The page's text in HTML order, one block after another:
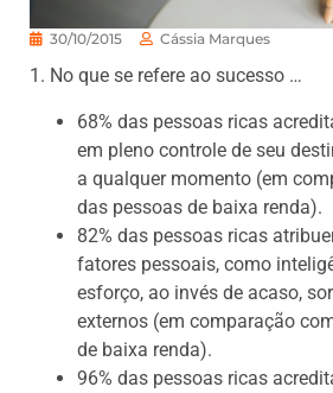
30/10/2015 Cássia Marques
1. No que se refere ao sucesso …
68% das pessoas ricas
em pleno controle de seu
a qualquer momento (em
das pessoas de baixa renda).
82% das pessoas ricas
fatores pessoais, como
esforço, ao invés de acaso,
externos (em comparação
de baixa renda).
96% das pessoas ricas